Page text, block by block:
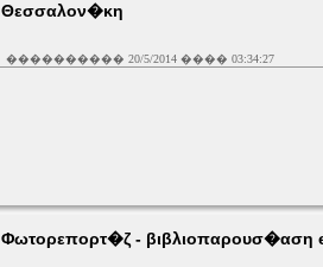
Θεσσαλον�κη
���������� 20/5/2014 ���� 03:34:27
Φωτορεπορτ�ζ - βιβλιοπαρουσ�αση